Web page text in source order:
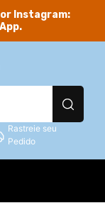
Instagram:
Rastreie seu
Pedido